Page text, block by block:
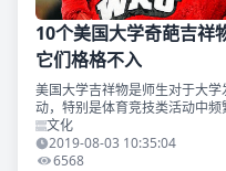
10个美国大学奇葩吉祥
它们格格不入
美国大学吉祥物是师生对于大
动，特别是体育竞技类活动中
最具院校特色、场域特色和个性
发展出一些各自风(q
文化
2019-08-03 10:35:04
6568